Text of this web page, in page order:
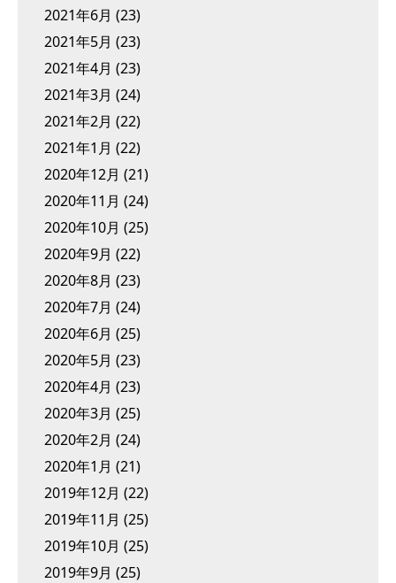
2021年6月 (23)
2021年5月 (23)
2021年4月 (23)
2021年3月 (24)
2021年2月 (22)
2021年1月 (22)
2020年12月 (21)
2020年11月 (24)
2020年10月 (25)
2020年9月 (22)
2020年8月 (23)
2020年7月 (24)
2020年6月 (25)
2020年5月 (23)
2020年4月 (23)
2020年3月 (25)
2020年2月 (24)
2020年1月 (21)
2019年12月 (22)
2019年11月 (25)
2019年10月 (25)
2019年9月 (25)